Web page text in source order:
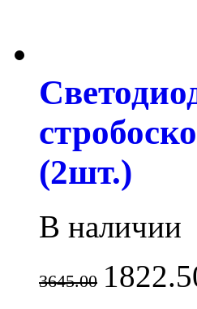
(2шт.)
В наличии
3645.00